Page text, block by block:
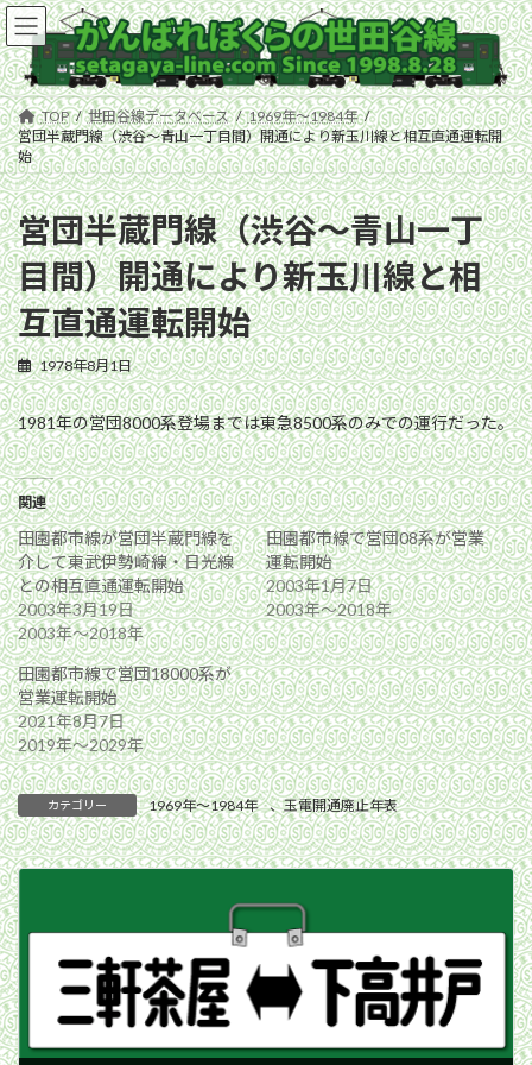
コ
ン
テ
ン
ツ
へ
ス
キ
ッ
プ
ナ
ビ
ゲ
ー
シ
ョ
ン
に
移
動
TOP 世田谷線データベース
1969年〜1984年
営団半蔵門線（渋谷〜青山一丁目間）開通により新玉川線と相互直通運転開
始
営団半蔵門線（渋谷〜青山一丁
目間）開通により新玉川線と相
互直通運転開始
1978年8月1日
1981年の営団8000系登場までは東急8500系のみでの運行だった。
関連
田園都市線が営団半蔵門線を
介して東武伊勢崎線・日光線
との相互直通運転開始
2003年3月19日
2003年〜2018年
田園都市線で営団08系が営業
運転開始
2003年1月7日
2003年〜2018年
田園都市線で営団18000系が
営業運転開始
2021年8月7日
2019年〜2029年
カテゴリー 1969年〜1984年 、玉電開通廃止年表